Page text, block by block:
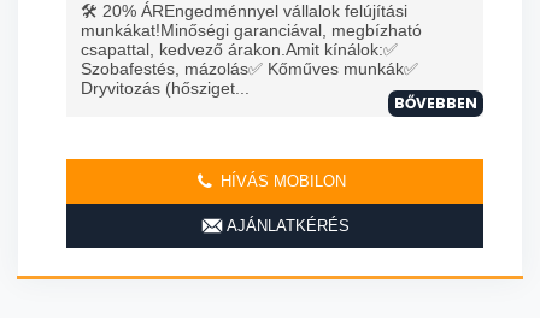
🛠️ 20% ÁREngedménnyel vállalok felújítási
munkákat!Minőségi garanciával, megbízható
csapattal, kedvező árakon.Amit kínálok:✅
Szobafestés, mázolás✅ Kőműves munkák✅
Dryvitozás (hősziget...
BŐVEBBEN
HÍVÁS MOBILON
AJÁNLATKÉRÉS